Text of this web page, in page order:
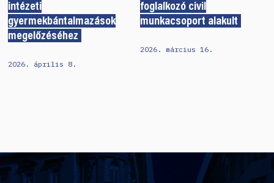
intézeti
gyermekbántalmazások
megelőzéséhez
2026. április 8.
foglalkozó civil
munkacsoport alakult
2026. március 16.